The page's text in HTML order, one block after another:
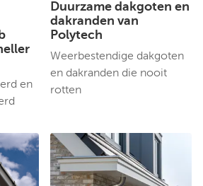
en
Duurzame dakgoten en
dakranden van
Polytech
Weerbestendige dakgoten
en dakranden die nooit
rotten